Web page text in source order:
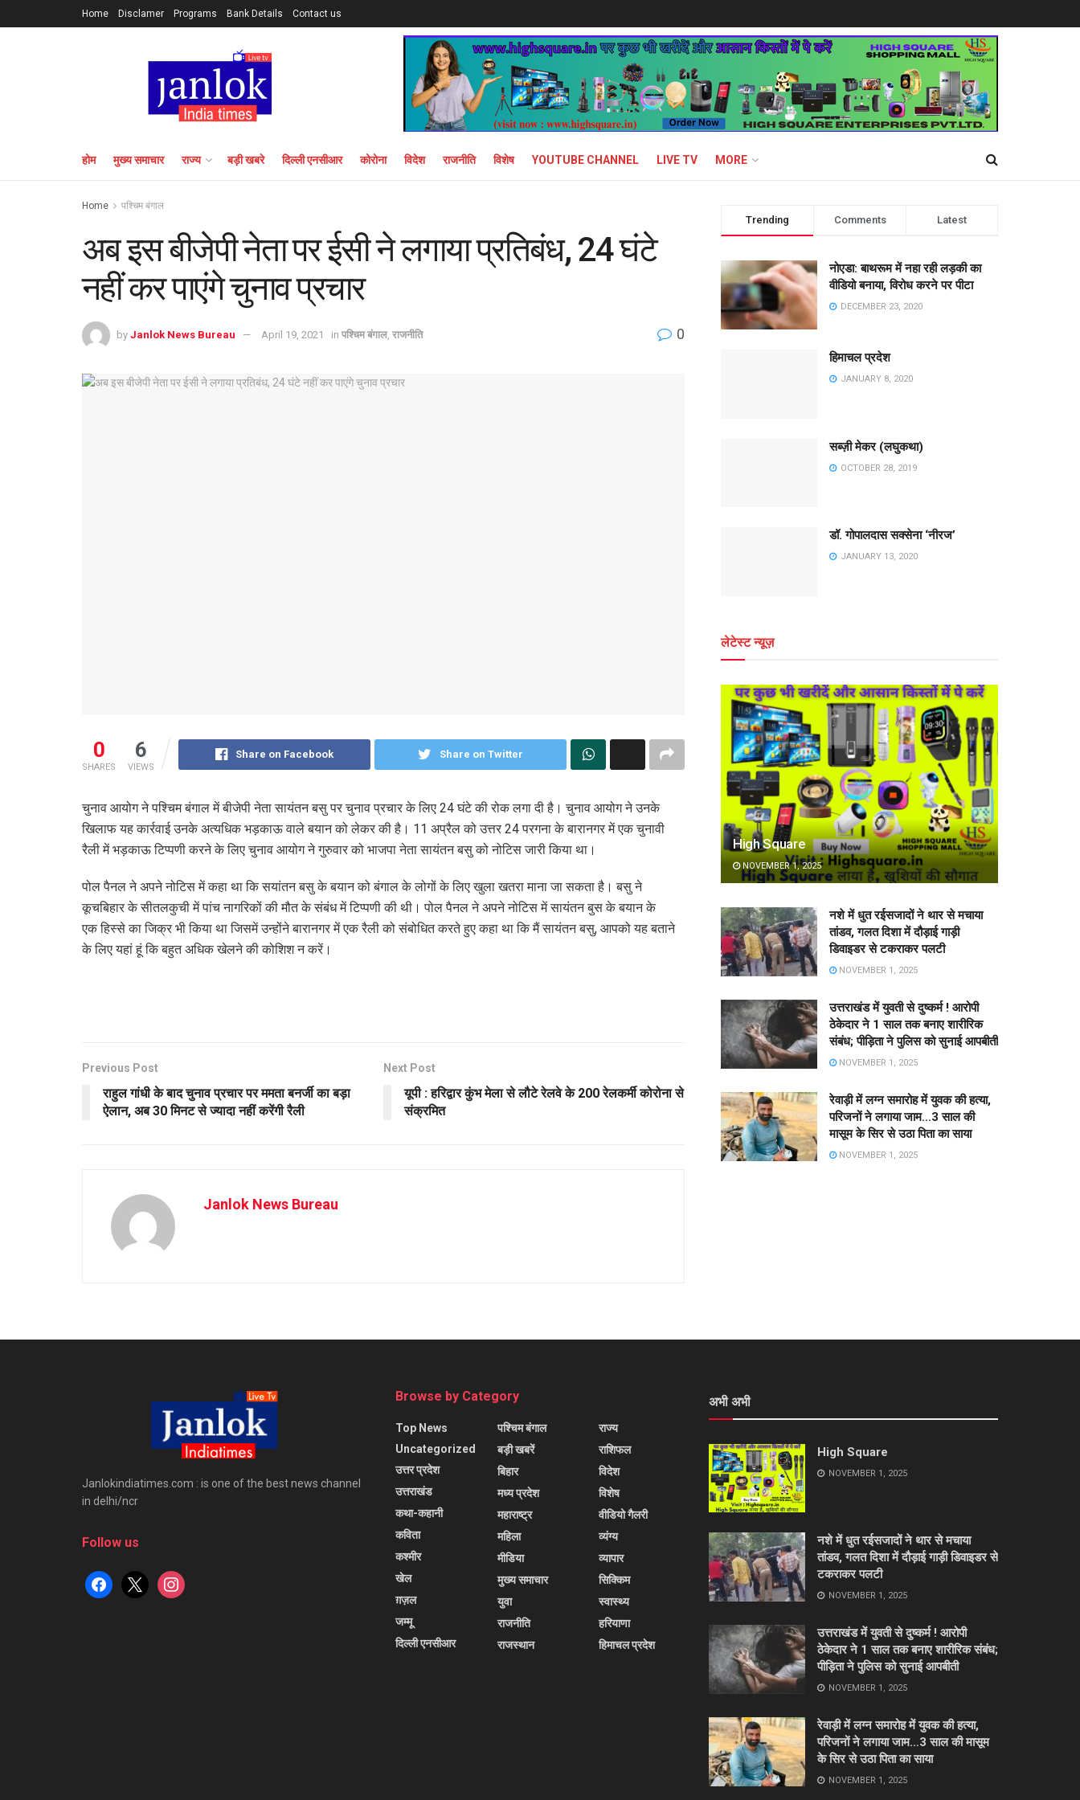
Home Disclamer Programs Bank Details Contact us
होम मुख्य समाचार राज्य बड़ी खबरे दिल्ली एनसीआर कोरोना विदेश राजनीति विशेष YOUTUBE CHANNEL LIVE TV MORE
Home पश्चिम बंगाल
अब इस बीजेपी नेता पर ईसी ने लगाया प्रतिबंध, 24 घंटे
नहीं कर पाएंगे चुनाव प्रचार
by Janlok News Bureau April 19, 2021 in पश्चिम बंगाल राजनीति 0
0
SHARES
6
VIEWS
Share on Facebook Share on Twitter
चुनाव आयोग ने पश्चिम बंगाल में बीजेपी नेता सायंतन बसु पर चुनाव प्रचार के लिए 24 घंटे की रोक लगा दी है। चुनाव आयोग ने उनके
खिलाफ यह कार्रवाई उनके अत्यधिक भड़काऊ वाले बयान को लेकर की है। 11 अप्रैल को उत्तर 24 परगना के बारानगर में एक चुनावी
रैली में भड़काऊ टिप्पणी करने के लिए चुनाव आयोग ने गुरुवार को भाजपा नेता सायंतन बसु को नोटिस जारी किया था।
पोल पैनल ने अपने नोटिस में कहा था कि सयांतन बसु के बयान को बंगाल के लोगों के लिए खुला खतरा माना जा सकता है। बसु ने
कूचबिहार के सीतलकुची में पांच नागरिकों की मौत के संबंध में टिप्पणी की थी। पोल पैनल ने अपने नोटिस में सायंतन बुस के बयान के
एक हिस्से का जिक्र भी किया था जिसमें उन्होंने बारानगर में एक रैली को संबोधित करते हुए कहा था कि मैं सायंतन बसु, आपको यह बताने
के लिए यहां हूं कि बहुत अधिक खेलने की कोशिश न करें।
Previous Post
राहुल गांधी के बाद चुनाव प्रचार पर ममता बनर्जी का बड़ा
ऐलान, अब 30 मिनट से ज्यादा नहीं करेंगी रैली
Next Post
यूपी : हरिद्वार कुंभ मेला से लौटे रेलवे के 200 रेलकर्मी कोरोना से
संक्रमित
Janlok News Bureau
Trending Comments Latest
नोएडा: बाथरूम में नहा रही लड़की का
वीडियो बनाया, विरोध करने पर पीटा
DECEMBER 23, 2020
हिमाचल प्रदेश
JANUARY 8, 2020
सब्ज़ी मेकर (लघुकथा)
OCTOBER 28, 2019
डॉ. गोपालदास सक्सेना ‘नीरज’
JANUARY 13, 2020
लेटेस्ट न्यूज़
High Square
NOVEMBER 1, 2025
नशे में धुत रईसजादों ने थार से मचाया
तांडव, गलत दिशा में दौड़ाई गाड़ी
डिवाइडर से टकराकर पलटी
NOVEMBER 1, 2025
उत्तराखंड में युवती से दुष्कर्म ! आरोपी
ठेकेदार ने 1 साल तक बनाए शारीरिक
संबंध; पीड़िता ने पुलिस को सुनाई आपबीती
NOVEMBER 1, 2025
रेवाड़ी में लग्न समारोह में युवक की हत्या,
परिजनों ने लगाया जाम…3 साल की
मासूम के सिर से उठा पिता का साया
NOVEMBER 1, 2025
Janlokindiatimes.com : is one of the best news channel
in delhi/ncr
Follow us
facebook
x instagram
Browse by Category
Top News
Uncategorized
उत्तर प्रदेश
उत्तराखंड
कथा-कहानी
कविता
कश्मीर
खेल
ग़ज़ल
जम्मू
दिल्ली एनसीआर
पश्चिम बंगाल
बड़ी खबरें
बिहार
मध्य प्रदेश
महाराष्ट्र
महिला
मीडिया
मुख्य समाचार
युवा
राजनीति
राजस्थान
राज्य
राशिफल
विदेश
विशेष
वीडियो गैलरी
व्यंग्य
व्यापार
सिक्किम
स्वास्थ्य
हरियाणा
हिमाचल प्रदेश
अभी अभी
High Square
NOVEMBER 1, 2025
नशे में धुत रईसजादों ने थार से मचाया
तांडव, गलत दिशा में दौड़ाई गाड़ी डिवाइडर से
टकराकर पलटी
NOVEMBER 1, 2025
उत्तराखंड में युवती से दुष्कर्म ! आरोपी
ठेकेदार ने 1 साल तक बनाए शारीरिक संबंध;
पीड़िता ने पुलिस को सुनाई आपबीती
NOVEMBER 1, 2025
रेवाड़ी में लग्न समारोह में युवक की हत्या,
परिजनों ने लगाया जाम…3 साल की मासूम
के सिर से उठा पिता का साया
NOVEMBER 1, 2025